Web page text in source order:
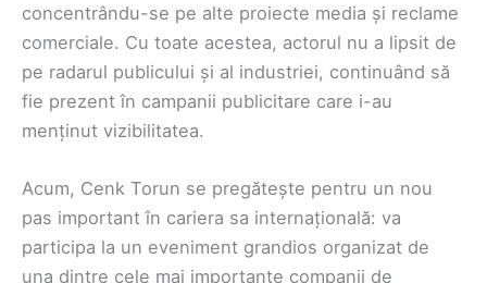
concentrându-se pe alte proiecte media și reclame
comerciale. Cu toate acestea, actorul nu a lipsit de
pe radarul publicului și al industriei, continuând să
fie prezent în campanii publicitare care i-au
menținut vizibilitatea.
Acum, Cenk Torun se pregătește pentru un nou
pas important în cariera sa internațională: va
participa la un eveniment grandios organizat de
una dintre cele mai importante companii de